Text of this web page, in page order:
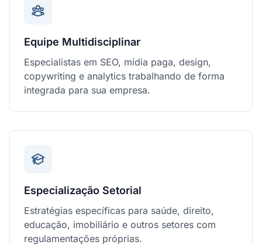
Equipe Multidisciplinar
Especialistas em SEO, mídia paga, design,
copywriting e analytics trabalhando de forma
integrada para sua empresa.
Especialização Setorial
Estratégias específicas para saúde, direito,
educação, imobiliário e outros setores com
regulamentações próprias.